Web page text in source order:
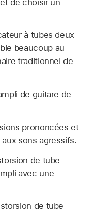
à tubes deux
beaucoup au
traditionnel de
de guitare de
prononcées et
sons agressifs.
de tube
avec une
de tube